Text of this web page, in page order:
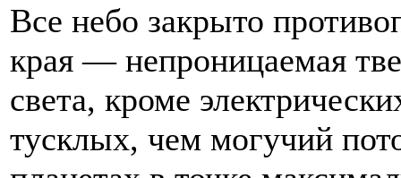
Все небо закрыто
края — непроницаемая
света, кроме
тусклых, чем могучий